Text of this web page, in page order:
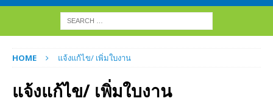
HOME แจ้งแก้ไข/ เพิ่มใบงาน
แจ้งแก้ไข/ เพิ่มใบงาน